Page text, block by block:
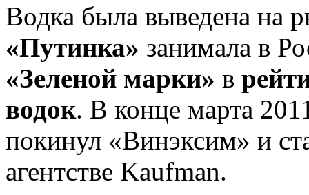
Водка была выведена на
«Путинка» занимала в
«Зеленой марки» в
водок. В конце марта
покинул «Винэксим» и
агентстве Kaufman.